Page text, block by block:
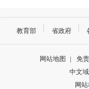
教育部 省政府
网站地图 | 免
中文
网